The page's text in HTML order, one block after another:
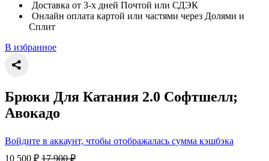
Доставка от 3-х дней Почтой или СДЭК
Онлайн оплата картой или частями через Долями и
Сплит
В избранное
Брюки Для Катания 2.0 Софтшелл;
Авокадо
Войдите в аккаунт, чтобы отображалась сумма кэшбэка
10 500 ₽ 17 900₽